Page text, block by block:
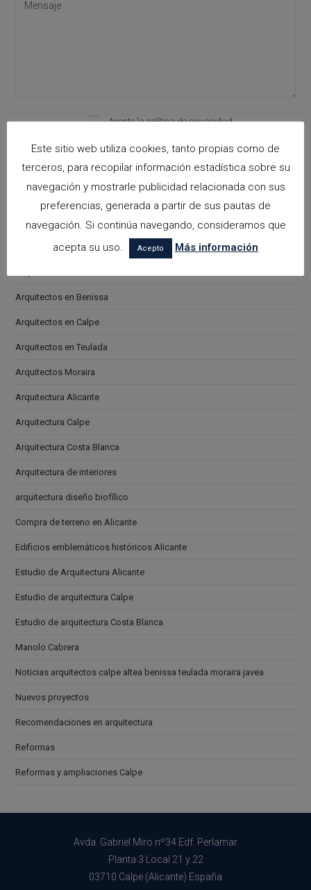
Acepto lapolítica de privacidad
Categorías
arquitectora espacios biofilicos
Arquitectos en Alicante
Arquitectos en Benissa
Arquitectos en Calpe
Arquitectos en Teulada
Arquitectos Moraira
Arquitectura Alicante
Arquitectura Calpe
Arquitectura Costa Blanca
Arquitectura de interiores
arquitectura diseño biofílico
Compra de terreno en Alicante
Edificios emblemáticos históricos Alicante
Estudio de Arquitectura Alicante
Estudio de arquitectura Calpe
Estudio de arquitectura Costa Blanca
Manolo Cabrera
Noticias arquitectos calpe altea benissa teulada moraira javea
Nuevos proyectos
Recomendaciones en arquitectura
Reformas
Reformas y ampliaciones Calpe
Avda. Gabriel Miro nº34 Edf. Perlamar
Planta 3 Local 21 y 22
03710 Calpe (Alicante) España
Este sitio web utiliza cookies, tanto propias como de
terceros, para recopilar información estadística sobre su
navegación y mostrarle publicidad relacionada con sus
preferencias, generada a partir de sus pautas de
navegación. Si continúa navegando, consideramos que
acepta su uso.
Acepto Más información